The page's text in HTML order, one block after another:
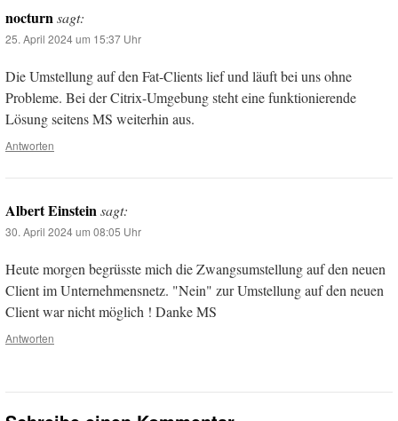
nocturnsagt:
25. April 2024 um 15:37 Uhr
Die Umstellung auf den Fat-Clients lief und läuft bei uns ohne
Probleme. Bei der Citrix-Umgebung steht eine funktionierende
Lösung seitens MS weiterhin aus.
Antworten
Albert Einsteinsagt:
30. April 2024 um 08:05 Uhr
Heute morgen begrüsste mich die Zwangsumstellung auf den neuen
Client im Unternehmensnetz. "Nein" zur Umstellung auf den neuen
Client war nicht möglich ! Danke MS
Antworten